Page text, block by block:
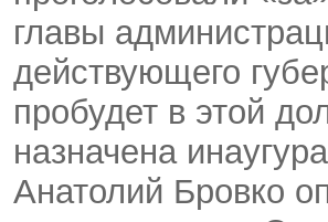
главы
действующего
пробудет в этой
назначена
Анатолий Бровко